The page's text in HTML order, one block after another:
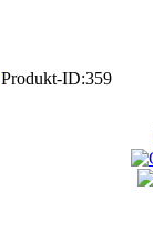
Produkt-ID:359